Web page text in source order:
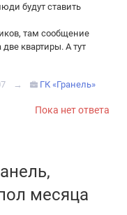
будут ставить
там сообщение
квартиры. А тут
→ ГК «Гранель»
Пока нет ответа
месяца